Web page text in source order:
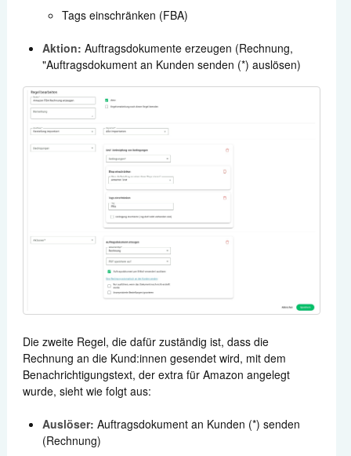
Tags einschränken (FBA)
Aktion: Auftragsdokumente erzeugen (Rechnung,
"Auftragsdokument an Kunden senden (*) auslösen)
Die zweite Regel, die dafür zuständig ist, dass die
Rechnung an die Kund:innen gesendet wird, mit dem
Benachrichtigungstext, der extra für Amazon angelegt
wurde, sieht wie folgt aus:
Auslöser: Auftragsdokument an Kunden (*) senden
(Rechnung)